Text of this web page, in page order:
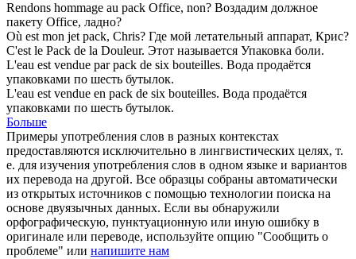
Rendons hommage au pack Office, non? Воздадим должное
пакету Office, ладно?
Où est mon jet pack, Chris? Где мой летательный аппарат, Крис?
C'est le Pack de la Douleur. Этот называется Упаковка боли.
L'eau est vendue parpack de six bouteilles. Вода продаётся
упаковками по шесть бутылок.
L'eau est vendue en pack de six bouteilles. Вода продаётся
упаковками по шесть бутылок.
Больше
Примеры употребления слов в разных контекстах
предоставляются исключительно в лингвистических целях, т.
е. для изучения употребления слов в одном языке и вариантов
их перевода на другой. Все образцы собраны автоматически
из открытых источников с помощью технологии поиска на
основе двуязычных данных. Если вы обнаружили
орфографическую, пунктуационную или иную ошибку в
оригинале или переводе, используйте опцию "Сообщить о
проблеме" или напишите нам